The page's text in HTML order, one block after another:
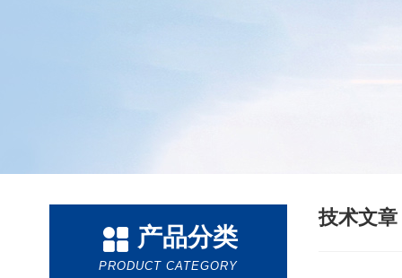
产品分类
PRODUCT CATEGORY
技术文章